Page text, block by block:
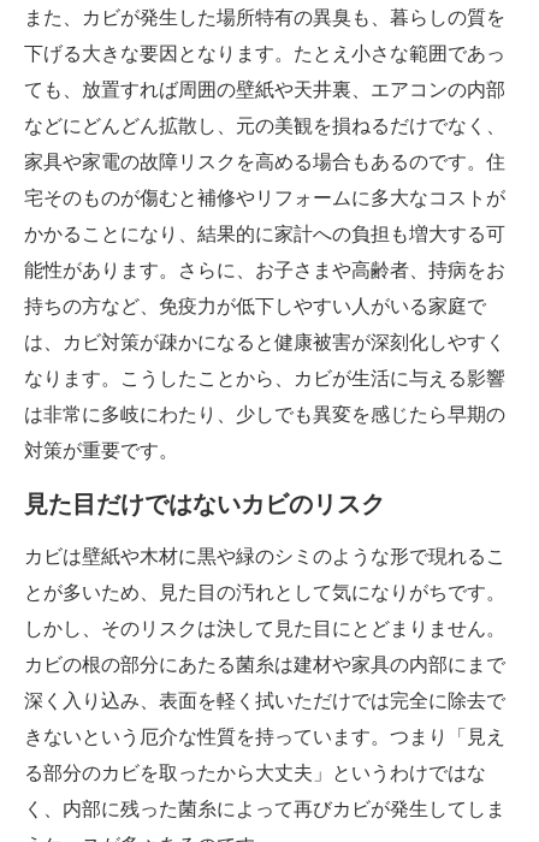
また、カビが発生した場所特有の異臭も、暮らしの質を
下げる大きな要因となります。たとえ小さな範囲であっ
ても、放置すれば周囲の壁紙や天井裏、エアコンの内部
などにどんどん拡散し、元の美観を損ねるだけでなく、
家具や家電の故障リスクを高める場合もあるのです。住
宅そのものが傷むと補修やリフォームに多大なコストが
かかることになり、結果的に家計への負担も増大する可
能性があります。さらに、お子さまや高齢者、持病をお
持ちの方など、免疫力が低下しやすい人がいる家庭で
は、カビ対策が疎かになると健康被害が深刻化しやすく
なります。こうしたことから、カビが生活に与える影響
は非常に多岐にわたり、少しでも異変を感じたら早期の
対策が重要です。
見た目だけではないカビのリスク
カビは壁紙や木材に黒や緑のシミのような形で現れるこ
とが多いため、見た目の汚れとして気になりがちです。
しかし、そのリスクは決して見た目にとどまりません。
カビの根の部分にあたる菌糸は建材や家具の内部にまで
深く入り込み、表面を軽く拭いただけでは完全に除去で
きないという厄介な性質を持っています。つまり「見え
る部分のカビを取ったから大丈夫」というわけではな
く、内部に残った菌糸によって再びカビが発生してしま